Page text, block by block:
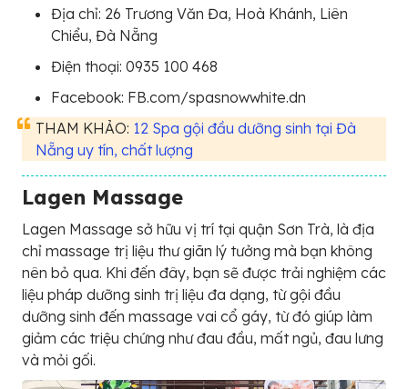
Địa chỉ: 26 Trương Văn Đa, Hoà Khánh, Liên
Chiểu, Đà Nẵng
Điện thoại: 0935 100 468
Facebook: FB.com/spasnowwhite.dn
THAM KHẢO: 12 Spa gội đầu dưỡng sinh tại Đà
Nẵng uy tín, chất lượng
Lagen Massage
Lagen Massage sở hữu vị trí tại quận Sơn Trà, là địa
chỉ massage trị liệu thư giãn lý tưởng mà bạn không
nên bỏ qua. Khi đến đây, bạn sẽ được trải nghiệm các
liệu pháp dưỡng sinh trị liệu đa dạng, từ gội đầu
dưỡng sinh đến massage vai cổ gáy, từ đó giúp làm
giảm các triệu chứng như đau đầu, mất ngủ, đau lưng
và mỏi gối.